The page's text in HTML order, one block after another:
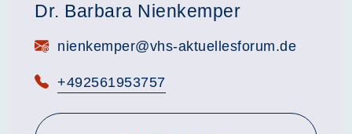
Dr. Barbara Nienkemper
E-Mail:nienkemper@vhs-aktuellesforum.de
Telefon:
+492561953757